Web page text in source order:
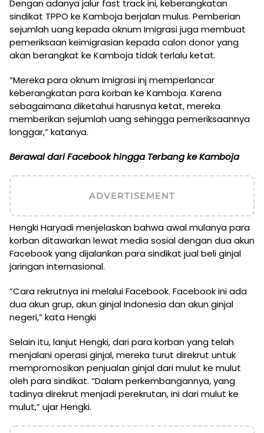
Dengan adanya jalur fast track ini, keberangkatan
sindikat TPPO ke Kamboja berjalan mulus. Pemberian
sejumlah uang kepada oknum Imigrasi juga membuat
pemeriksaan keimigrasian kepada calon donor yang
akan berangkat ke Kamboja tidak terlalu ketat.
“Mereka para oknum Imigrasi inj memperlancar
keberangkatan para korban ke Kamboja. Karena
sebagaimana diketahui harusnya ketat, mereka
memberikan sejumlah uang sehingga pemeriksaannya
longgar,” katanya.
Berawal dari Facebook hingga Terbang ke Kamboja
ADVERTISEMENT
Hengki Haryadi menjelaskan bahwa awal mulanya para
korban ditawarkan lewat media sosial dengan dua akun
Facebook yang dijalankan para sindikat jual beli ginjal
jaringan internasional.
“Cara rekrutnya ini melalui Facebook. Facebook ini ada
dua akun grup, akun ginjal Indonesia dan akun ginjal
negeri,” kata Hengki
Selain itu, lanjut Hengki, dari para korban yang telah
menjalani operasi ginjal, mereka turut direkrut untuk
mempromosikan penjualan ginjal dari mulut ke mulut
oleh para sindikat. “Dalam perkembangannya, yang
tadinya direkrut menjadi perekrutan, ini dari mulut ke
mulut,” ujar Hengki.